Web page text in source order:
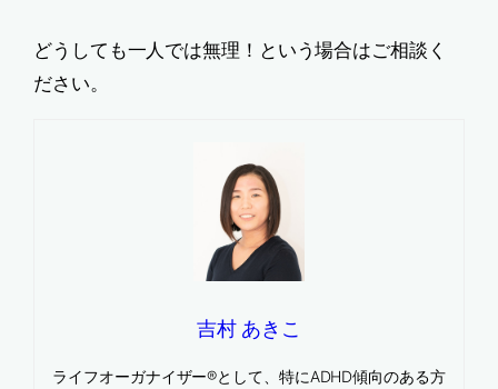
どうしても一人では無理！という場合はご相談く
ださい。
吉村 あきこ
ライフオーガナイザー®として、特にADHD傾向のある方